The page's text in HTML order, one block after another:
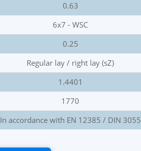
0.63
6x7 - WSC
0.25
Regular lay / right lay (sZ)
1.4401
1770
In accordance with EN 12385 / DIN 3055